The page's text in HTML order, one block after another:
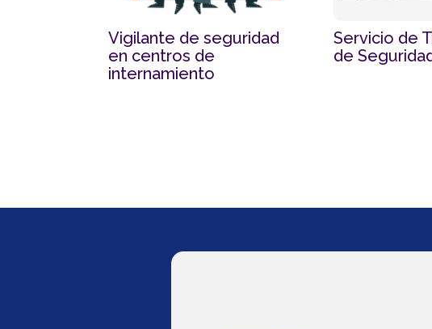
Vigilante de seguridad
en centros de
internamiento
Servicio de
de